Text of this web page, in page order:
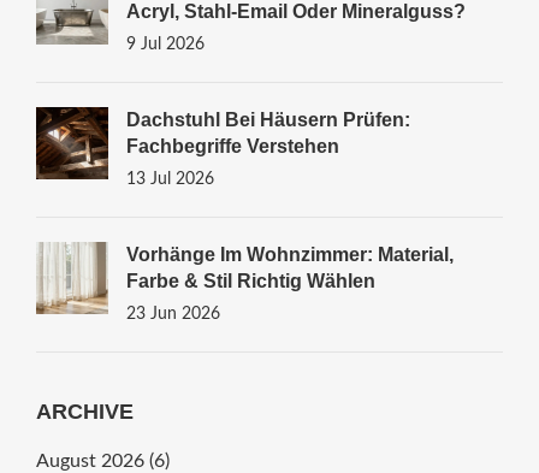
Acryl, Stahl-Email Oder Mineralguss?
9 Jul 2026
Dachstuhl Bei Häusern Prüfen:
Fachbegriffe Verstehen
13 Jul 2026
Vorhänge Im Wohnzimmer: Material,
Farbe & Stil Richtig Wählen
23 Jun 2026
ARCHIVE
August 2026 (6)